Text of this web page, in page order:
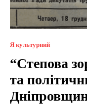
Я культурний
“Степова
та